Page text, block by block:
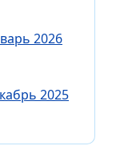
2026
2025